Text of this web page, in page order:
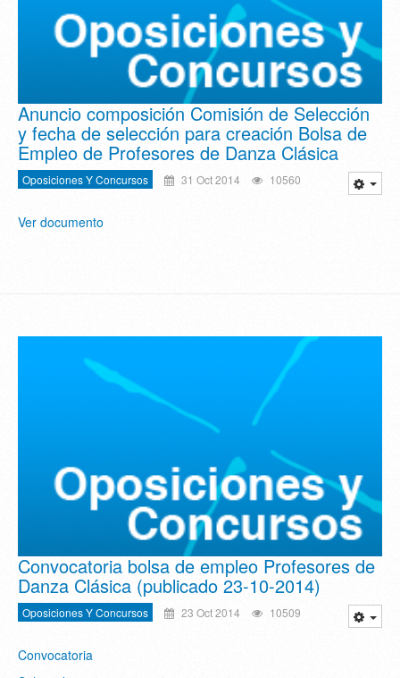
Anuncio composición Comisión de Selección
y fecha de selección para creación Bolsa de
Empleo de Profesores de Danza Clásica
Oposiciones Y Concursos 31 Oct 2014 10560
Ver documento
Convocatoria bolsa de empleo Profesores de
Danza Clásica (publicado 23-10-2014)
Oposiciones Y Concursos 23 Oct 2014 10509
Convocatoria